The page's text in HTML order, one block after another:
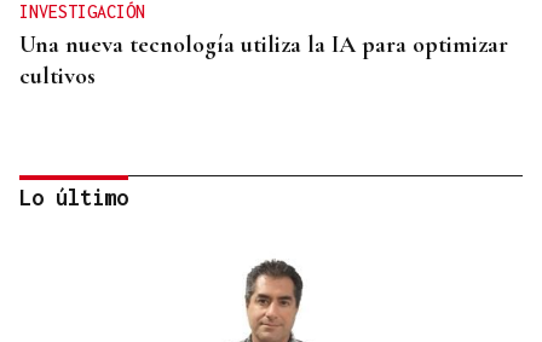
INVESTIGACIÓN
Una nueva tecnología utiliza la IA para optimizar
cultivos
Lo último